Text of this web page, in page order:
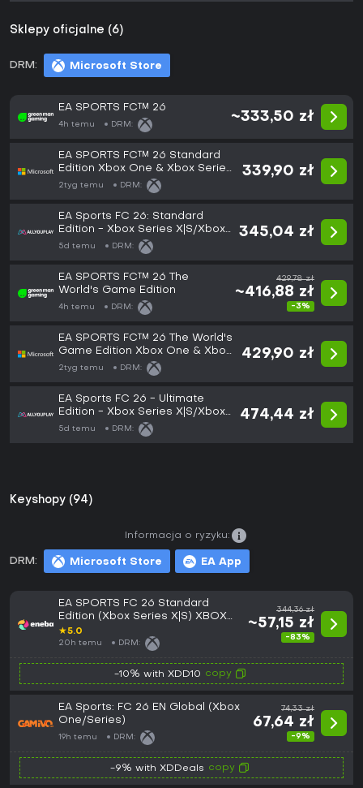
Sklepy oficjalne (6)
DRM: Microsoft Store
EA SPORTS FC™ 26
4h temu DRM:
~333,50 zł
EA SPORTS FC™ 26 Standard
Edition Xbox One & Xbox Series
X|S
2tyg temu DRM:
339,90 zł
EA Sports FC 26: Standard
Edition - Xbox Series X|S/Xbox
One
5d temu DRM:
345,04 zł
EA SPORTS FC™ 26 The
World's Game Edition
4h temu DRM:
429,78 zł
~416,88 zł
-3%
EA SPORTS FC™ 26 The World's
Game Edition Xbox One & Xbox
Series X|S
2tyg temu DRM:
429,90 zł
EA Sports FC 26 - Ultimate
Edition - Xbox Series X|S/Xbox
One
5d temu DRM:
474,44 zł
Keyshopy (94)
DRM: Microsoft Store EA App
Informacja o ryzyku:
EA SPORTS FC 26 Standard
Edition (Xbox Series X|S) XBOX
LIVE Key EUROPE
★5.0
20h temu DRM:
344,36 zł
~57,15 zł
-83%
-10% with XDD10 copy
EA Sports: FC 26 EN Global (Xbox
One/Series)
19h temu DRM:
74,33 zł
67,64 zł
-9%
-9% with XDDeals copy